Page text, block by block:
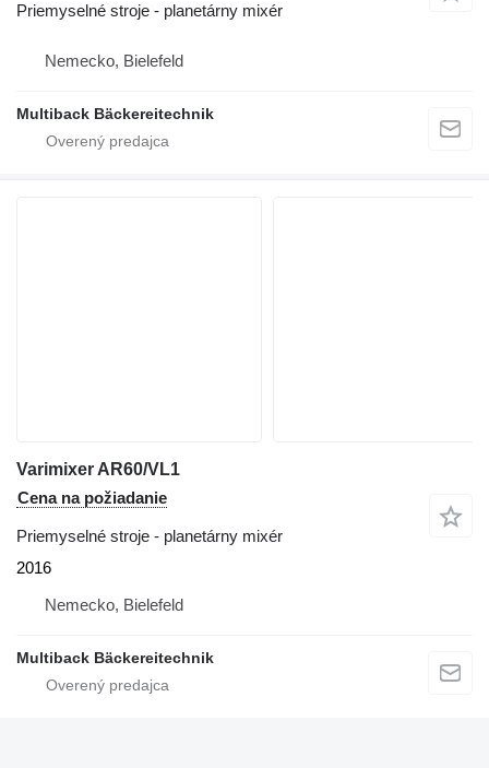
Priemyselné stroje - planetárny mixér
Nemecko, Bielefeld
Multiback Bäckereitechnik
Varimixer AR60/VL1
Cena na požiadanie
Priemyselné stroje - planetárny mixér
2016
Nemecko, Bielefeld
Multiback Bäckereitechnik